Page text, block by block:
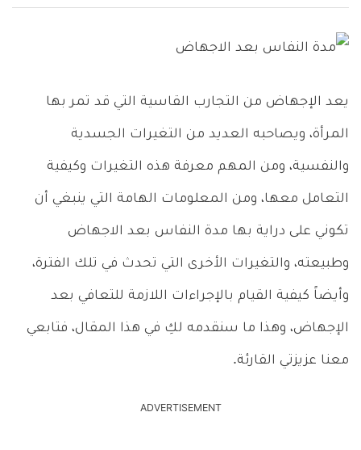
يعد الإجهاض من التجارب القاسية التي قد تمر بها
المرأة، ويصاحبه العديد من التغيرات الجسدية
والنفسية، ومن المهم معرفة هذه التغيرات وكيفية
التعامل معها، ومن المعلومات الهامة التي ينبغي أن
تكوني على دراية بها مدة النفاس بعد الاجهاض
وطبيعته، والتغيرات الأخرى التي تحدث في تلك الفترة،
وأيضاً كيفية القيام بالإجراءات اللازمة للتعافي بعد
الإجهاض، وهذا ما سنقدمه لكِ في هذا المقال، فتابعي
معنا عزيزتي القارئة.
ADVERTISEMENT